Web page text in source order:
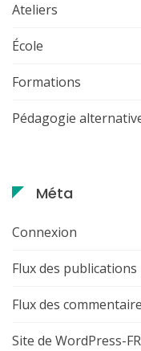
Ateliers
École
Formations
Pédagogie
Méta
Connexion
Flux des publications
Flux des
Site de WordPress-FR